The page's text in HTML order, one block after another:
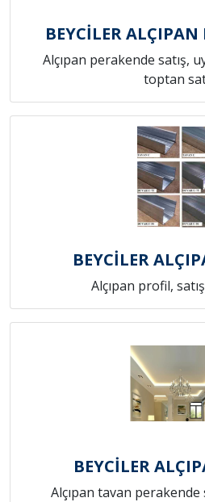
BEYCİLER ALÇIPAN
Alçıpan perakende satış,
toptan
BEYCİLER
Alçıpan profil,
BEYCİLER
Alçıpan tavan perakende